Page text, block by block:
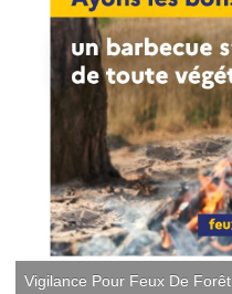
Vigilance Pour Feux De Forêt